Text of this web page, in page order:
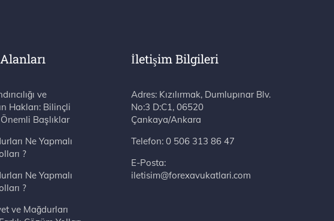
ve
Hakları: Bilinçli
Önemli Başlıklar
Ne Yapmalı
?
Ne Yapmalı
?
ve Mağdurları
İletişim Bilgileri
Adres: Kızılırmak, Dumlupınar Blv. No:3 D:C1, 06520 Çankaya/Ankara
Telefon:0 506 313 86 47
E-Posta:
iletisim@forexavukatlari.com